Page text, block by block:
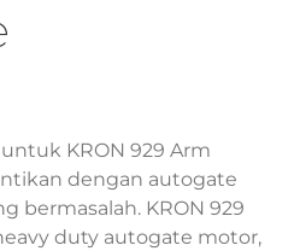
KRON 929 Arm
dengan autogate
bermasalah. KRON 929
duty autogate motor,